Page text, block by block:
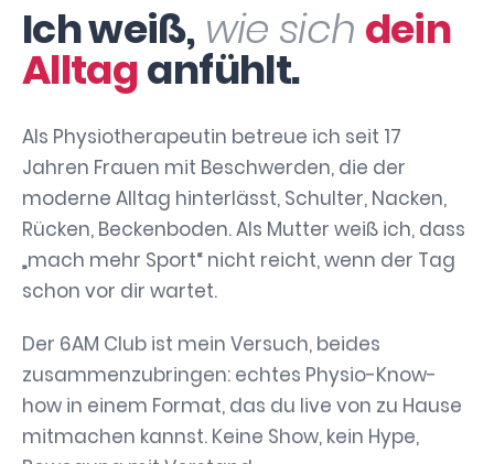
Ich weiß, wie sich dein
Alltaganfühlt.
Als Physiotherapeutin betreue ich seit 17
Jahren Frauen mit Beschwerden, die der
moderne Alltag hinterlässt, Schulter, Nacken,
Rücken, Beckenboden. Als Mutter weiß ich, dass
„mach mehr Sport“ nicht reicht, wenn der Tag
schon vor dir wartet.
Der 6AM Club ist mein Versuch, beides
zusammenzubringen: echtes Physio-Know-
how in einem Format, das du live von zu Hause
mitmachen kannst. Keine Show, kein Hype,